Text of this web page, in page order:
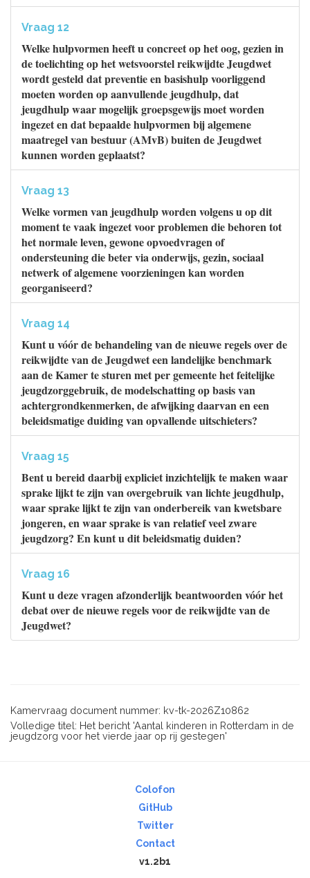
Vraag 12
Welke hulpvormen heeft u concreet op het oog, gezien in
de toelichting op het wetsvoorstel reikwijdte Jeugdwet
wordt gesteld dat preventie en basishulp voorliggend
moeten worden op aanvullende jeugdhulp, dat
jeugdhulp waar mogelijk groepsgewijs moet worden
ingezet en dat bepaalde hulpvormen bij algemene
maatregel van bestuur (AMvB) buiten de Jeugdwet
kunnen worden geplaatst?
Vraag 13
Welke vormen van jeugdhulp worden volgens u op dit
moment te vaak ingezet voor problemen die behoren tot
het normale leven, gewone opvoedvragen of
ondersteuning die beter via onderwijs, gezin, sociaal
netwerk of algemene voorzieningen kan worden
georganiseerd?
Vraag 14
Kunt u vóór de behandeling van de nieuwe regels over de
reikwijdte van de Jeugdwet een landelijke benchmark
aan de Kamer te sturen met per gemeente het feitelijke
jeugdzorggebruik, de modelschatting op basis van
achtergrondkenmerken, de afwijking daarvan en een
beleidsmatige duiding van opvallende uitschieters?
Vraag 15
Bent u bereid daarbij expliciet inzichtelijk te maken waar
sprake lijkt te zijn van overgebruik van lichte jeugdhulp,
waar sprake lijkt te zijn van onderbereik van kwetsbare
jongeren, en waar sprake is van relatief veel zware
jeugdzorg? En kunt u dit beleidsmatig duiden?
Vraag 16
Kunt u deze vragen afzonderlijk beantwoorden vóór het
debat over de nieuwe regels voor de reikwijdte van de
Jeugdwet?
Kamervraag document nummer: kv-tk-2026Z10862
Volledige titel: Het bericht 'Aantal kinderen in Rotterdam in de
jeugdzorg voor het vierde jaar op rij gestegen'
Colofon
GitHub
Twitter
Contact
v1.2b1